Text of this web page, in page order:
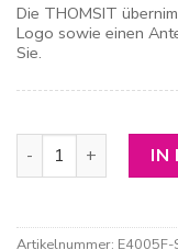
Die THOMSIT
Logo sowie einen
Sie.
Promodoro Damen
IN
Artikelnummer: